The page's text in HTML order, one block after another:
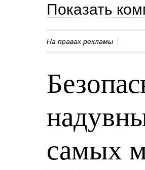
Показать
На правах рекламы
самых